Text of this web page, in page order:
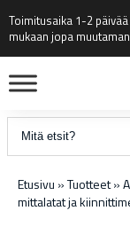
Toimitusaika 1-2
mukaan jopa
Etusivu »Tuotteet»
mittalatat ja